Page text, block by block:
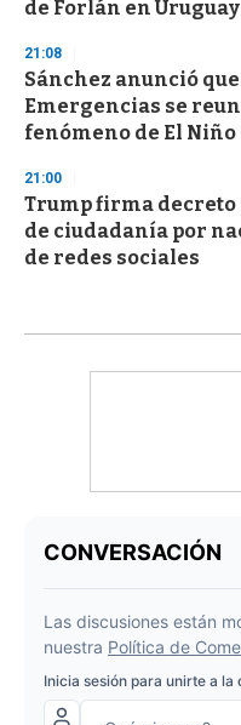
de Forlán en Uruguay
21:08
Sánchez anunció
Emergencias se
fenómeno de El Niño
21:00
Trump firma
de ciudadanía por
de redes sociales